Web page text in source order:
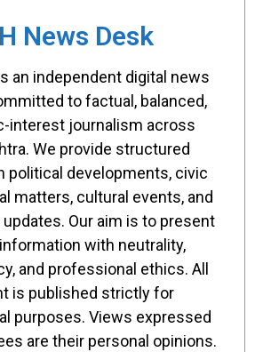
News Desk
an independent digital news
to factual, balanced,
interest journalism across
We provide structured
political developments, civic
matters, cultural events, and
Our aim is to present
with neutrality,
and professional ethics. All
is published strictly for
purposes. Views expressed
are their personal opinions.